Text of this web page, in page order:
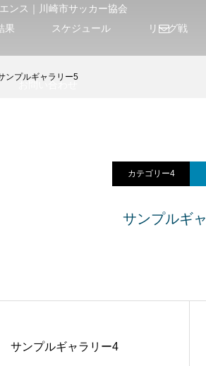
果 スケジュール リーグ戦
お問い合わせ
ンプルギャラリー5
カテゴリー4
サンプルギ
サンプルギャラリー4